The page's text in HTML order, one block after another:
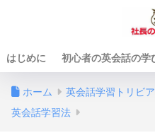
はじめに 初心者の英会話の学
ホーム 英会話学習トリビア
英会話学習法